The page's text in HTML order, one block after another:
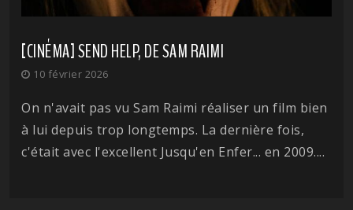
[CINÉMA] SEND HELP, DE SAM RAIMI
10 février 2026
On n'avait pas vu Sam Raimi réaliser un film bien
à lui depuis trop longtemps. La dernière fois,
c'était avec l'excellent Jusqu'en Enfer... en 2009....